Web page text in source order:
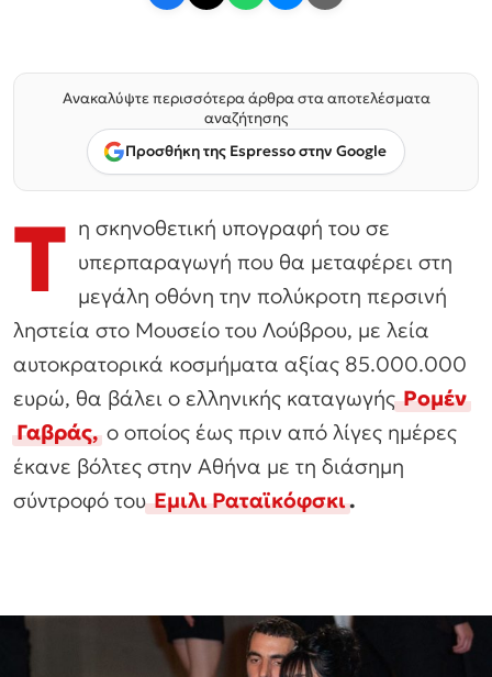
Ανακαλύψτε περισσότερα άρθρα στα αποτελέσματα
αναζήτησης
Προσθήκη της Espresso στην Google
Τ η σκηνοθετική υπογραφή του σε
υπερπαραγωγή που θα μεταφέρει στη
μεγάλη οθόνη την πολύκροτη περσινή
ληστεία στο Μουσείο του Λούβρου, με λεία
αυτοκρατορικά κοσμήματα αξίας 85.000.000
ευρώ, θα βάλει ο ελληνικής καταγωγής Ρομέν
Γαβράς,ο οποίος έως πριν από λίγες ημέρες
έκανε βόλτες στην Αθήνα με τη διάσημη
σύντροφό τουΕμιλι Ραταϊκόφσκι.